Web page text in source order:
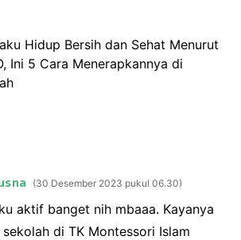
Hidup Bersih dan Sehat Menurut
Ini 5 Cara Menerapkannya di
30 Desember 2023 pukul 06.30
aktif banget nih mbaaa. Kayanya
di TK Montessori Islam